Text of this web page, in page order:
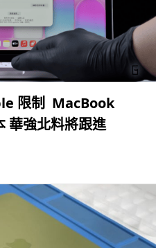
限制 MacBook
華強北料將跟進